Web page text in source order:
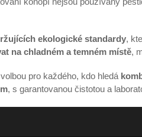
ekologické standardy,
na chladném a temném místě,
pro každého, kdo hledá
, s garantovanou čistotou a